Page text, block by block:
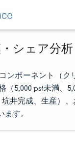
シェア分
ンポーネント（
（5,000 psi未満、
井完成、生産）
す。